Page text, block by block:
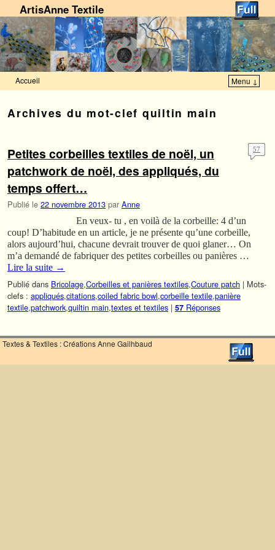
ArtisAnne Textile
Accueil Menu ↓
Archives du mot-clef quiltin main
Petites corbeilles textiles de noël, un
patchwork de noël, des appliqués, du
temps offert…
Publié le 22 novembre 2013 par Anne
57
En veux- tu , en voilà de la corbeille: 4 d’un
coup! D’habitude en un article, je ne présente qu’une corbeille,
alors aujourd’hui, chacune devrait trouver de quoi glaner… On
m’a demandé de fabriquer des petites corbeilles ou panières …
Lire la suite →
Publié dans Bricolage,Corbeilles et panières textiles,Couture patch | Mots-
clefs : appliqués,citations,coiled fabric bowl,corbeille textile,panière
textile,patchwork,quiltin main,textes et textiles | 57 Réponses
Textes & Textiles : Créations Anne Gailhbaud